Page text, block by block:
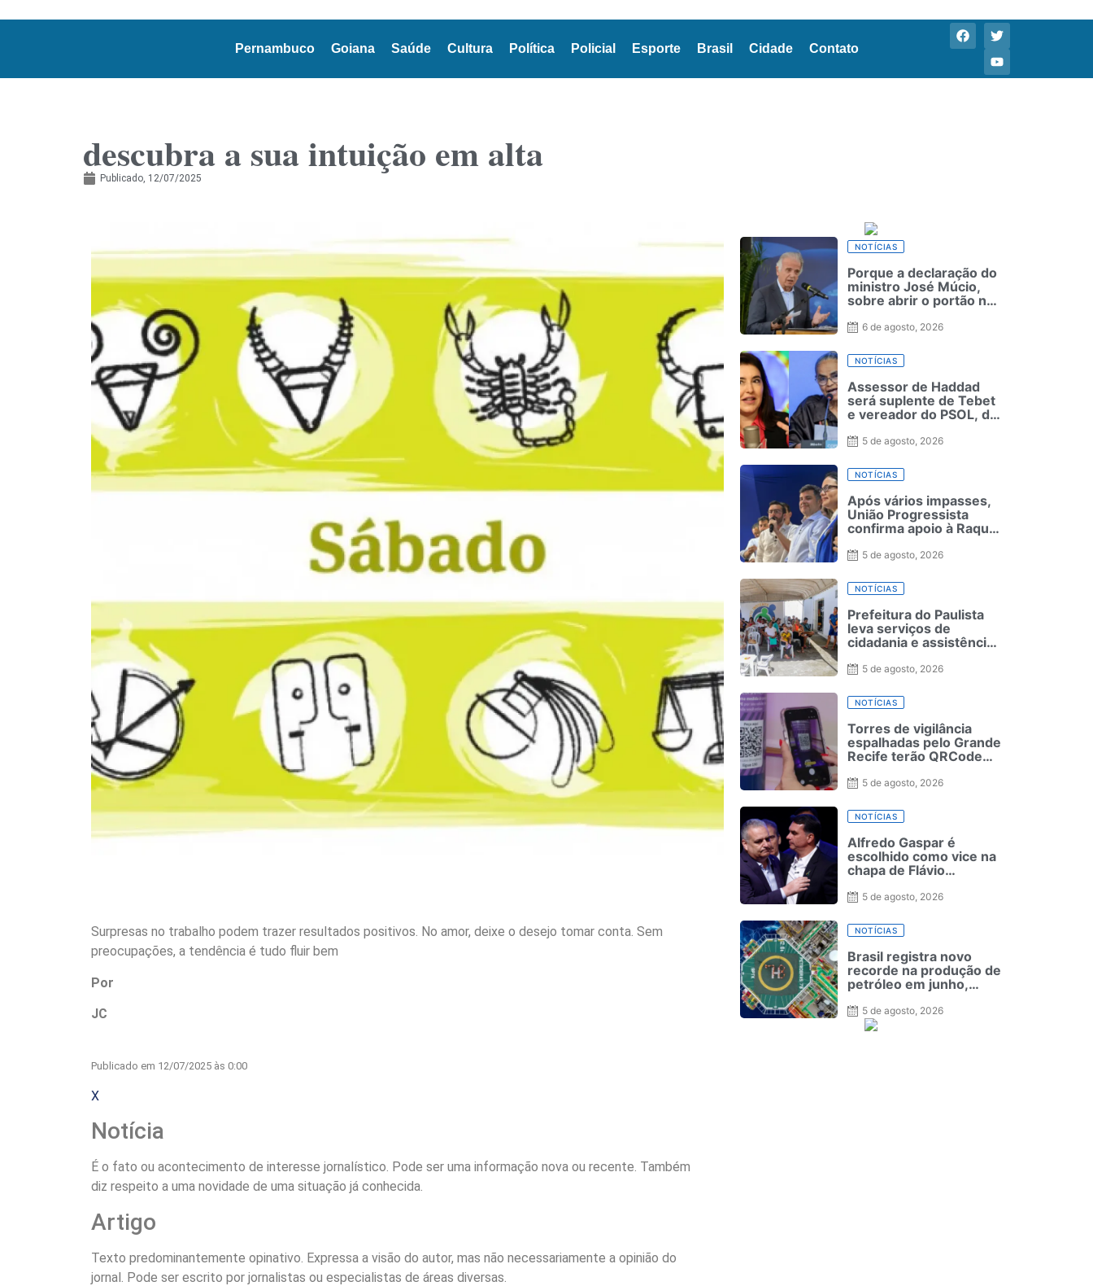
Pernambuco Goiana Saúde Cultura Política Policial Esporte Brasil Cidade Contato
descubra a sua intuição em alta
Publicado, 12/07/2025
Surpresas no trabalho podem trazer resultados positivos. No amor, deixe o desejo tomar conta. Sem
preocupações, a tendência é tudo fluir bem
Por
JC
Publicado em 12/07/2025 às 0:00
X
Notícia
É o fato ou acontecimento de interesse jornalístico. Pode ser uma informação nova ou recente. Também
diz respeito a uma novidade de uma situação já conhecida.
Artigo
Texto predominantemente opinativo. Expressa a visão do autor, mas não necessariamente a opinião do
jornal. Pode ser escrito por jornalistas ou especialistas de áreas diversas.
NOTÍCIAS
Porque a declaração do
ministro José Múcio,
sobre abrir o portão no
dos Estados Unidos
alerta sobre o Brasil na
América dos Sul
6 de agosto, 2026
NOTÍCIAS
Assessor de Haddad
será suplente de Tebet
e vereador do PSOL, de
5 de agosto, 2026
NOTÍCIAS
Após vários impasses,
União Progressista
confirma apoio à Raquel
5 de agosto, 2026
NOTÍCIAS
Prefeitura do Paulista
leva serviços de
cidadania e assistência
durante o Agosto Lilás
5 de agosto, 2026
NOTÍCIAS
Torres de vigilância
espalhadas pelo Grande
Recife terão QRCode
medida protetiva
5 de agosto, 2026
NOTÍCIAS
Alfredo Gaspar é
escolhido como vice na
chapa de Flávio
5 de agosto, 2026
NOTÍCIAS
Brasil registra novo
recorde na produção de
petróleo em junho,
5 de agosto, 2026